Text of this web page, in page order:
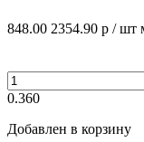
848.00 2354.90 р / шт
0.360
Добавлен в корзину